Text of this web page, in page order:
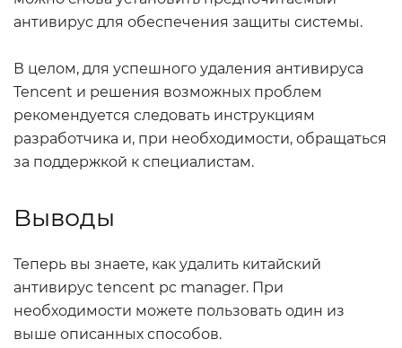
антивирус для обеспечения защиты системы.
В целом, для успешного удаления антивируса
Tencent и решения возможных проблем
рекомендуется следовать инструкциям
разработчика и, при необходимости, обращаться
за поддержкой к специалистам.
Выводы
Теперь вы знаете, как удалить китайский
антивирус tencent pc manager. При
необходимости можете пользовать один из
выше описанных способов.